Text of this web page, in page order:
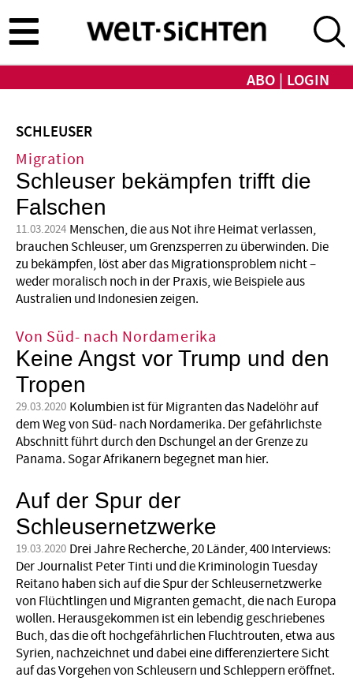
zum
Inhalt
ABO LOGIN
SCHLEUSER
Migration
Schleuser bekämpfen trifft die
Falschen
11.03.2024 Menschen, die aus Not ihre Heimat verlassen,
brauchen Schleuser, um Grenzsperren zu überwinden. Die
zu bekämpfen, löst aber das Migrationsproblem nicht –
weder moralisch noch in der Praxis, wie Beispiele aus
Australien und Indonesien zeigen.
Von Süd- nach Nordamerika
Keine Angst vor Trump und den
Tropen
29.03.2020 Kolumbien ist für Migranten das Nadelöhr auf
dem Weg von Süd- nach Nordamerika. Der gefährlichste
Abschnitt führt durch den Dschungel an der Grenze zu
Panama. Sogar Afrikanern begegnet man hier.
Auf der Spur der
Schleusernetzwerke
19.03.2020 Drei Jahre Recherche, 20 Länder, 400 Interviews:
Der Journalist Peter Tinti und die Kriminologin Tuesday
Reitano haben sich auf die Spur der Schleusernetzwerke
von Flüchtlingen und Migranten gemacht, die nach Europa
wollen. Herausgekommen ist ein lebendig geschriebenes
Buch, das die oft hochgefährlichen Fluchtrouten, etwa aus
Syrien, nachzeichnet und dabei eine differenziertere Sicht
auf das Vorgehen von Schleusern und Schleppern eröffnet.